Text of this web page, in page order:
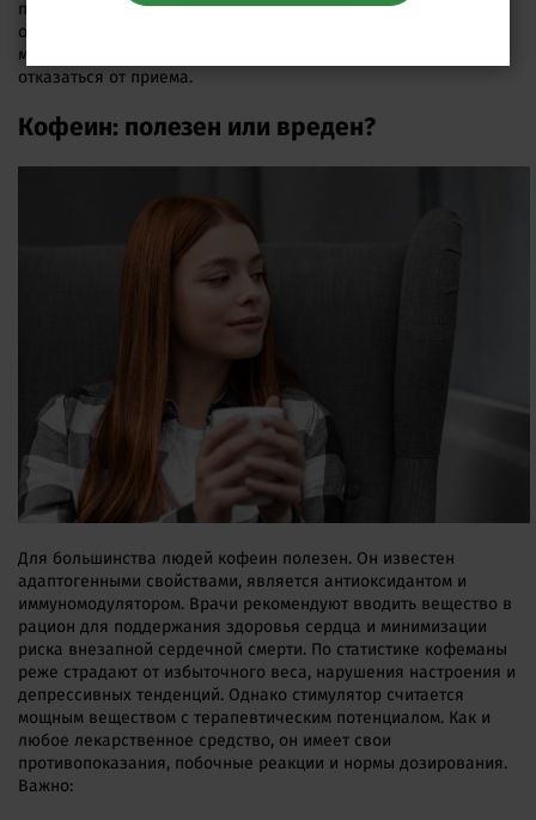
передозировки. Понимая, как действует кофеин, важно
отслеживать реакции организма не стимулятор. Если даже
малые дозы приводят к ухудшению самочувствия, то нужно
отказаться от приема.
Кофеин: полезен или вреден?
Для большинства людей кофеин полезен. Он известен
адаптогенными свойствами, является антиоксидантом и
иммуномодулятором. Врачи рекомендуют вводить вещество в
рацион для поддержания здоровья сердца и минимизации
риска внезапной сердечной смерти. По статистике кофеманы
реже страдают от избыточного веса, нарушения настроения и
депрессивных тенденций. Однако стимулятор считается
мощным веществом с терапевтическим потенциалом. Как и
любое лекарственное средство, он имеет свои
противопоказания, побочные реакции и нормы дозирования.
Важно: